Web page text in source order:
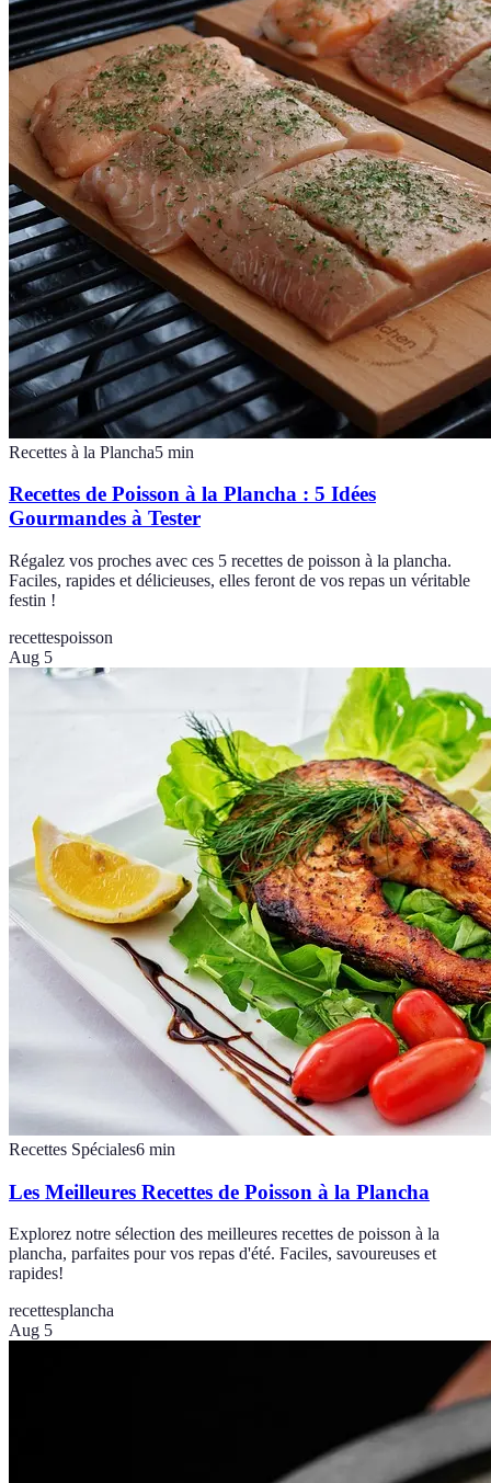
Recettes à la Plancha5 min
Recettes de Poisson à la Plancha : 5 Idées
Gourmandes à Tester
Régalez vos proches avec ces 5 recettes de poisson à la plancha.
Faciles, rapides et délicieuses, elles feront de vos repas un véritable
festin !
recettespoisson
Aug 5
Recettes Spéciales6 min
Les Meilleures Recettes de Poisson à la Plancha
Explorez notre sélection des meilleures recettes de poisson à la
plancha, parfaites pour vos repas d'été. Faciles, savoureuses et
rapides!
recettesplancha
Aug 5